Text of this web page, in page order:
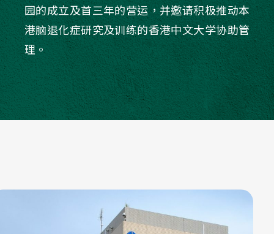
园的成立及首三年的营运，并邀请积极推动本
港脑退化症研究及训练的香港中文大学协助管
理。